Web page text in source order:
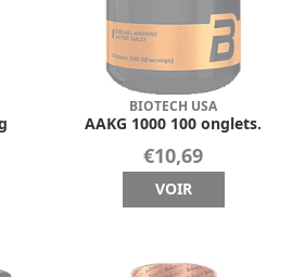
BIOTECH USA
AAKG 1000 100 onglets.
€10,69
VOIR